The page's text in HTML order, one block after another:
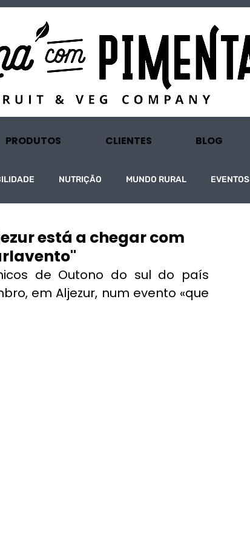
PRODUTOS CLIENTES BLOG
NUTRIÇÃO MUNDO RURAL EVENTOS
está a chegar com
de Outono do sul do país
em Aljezur, num evento «que